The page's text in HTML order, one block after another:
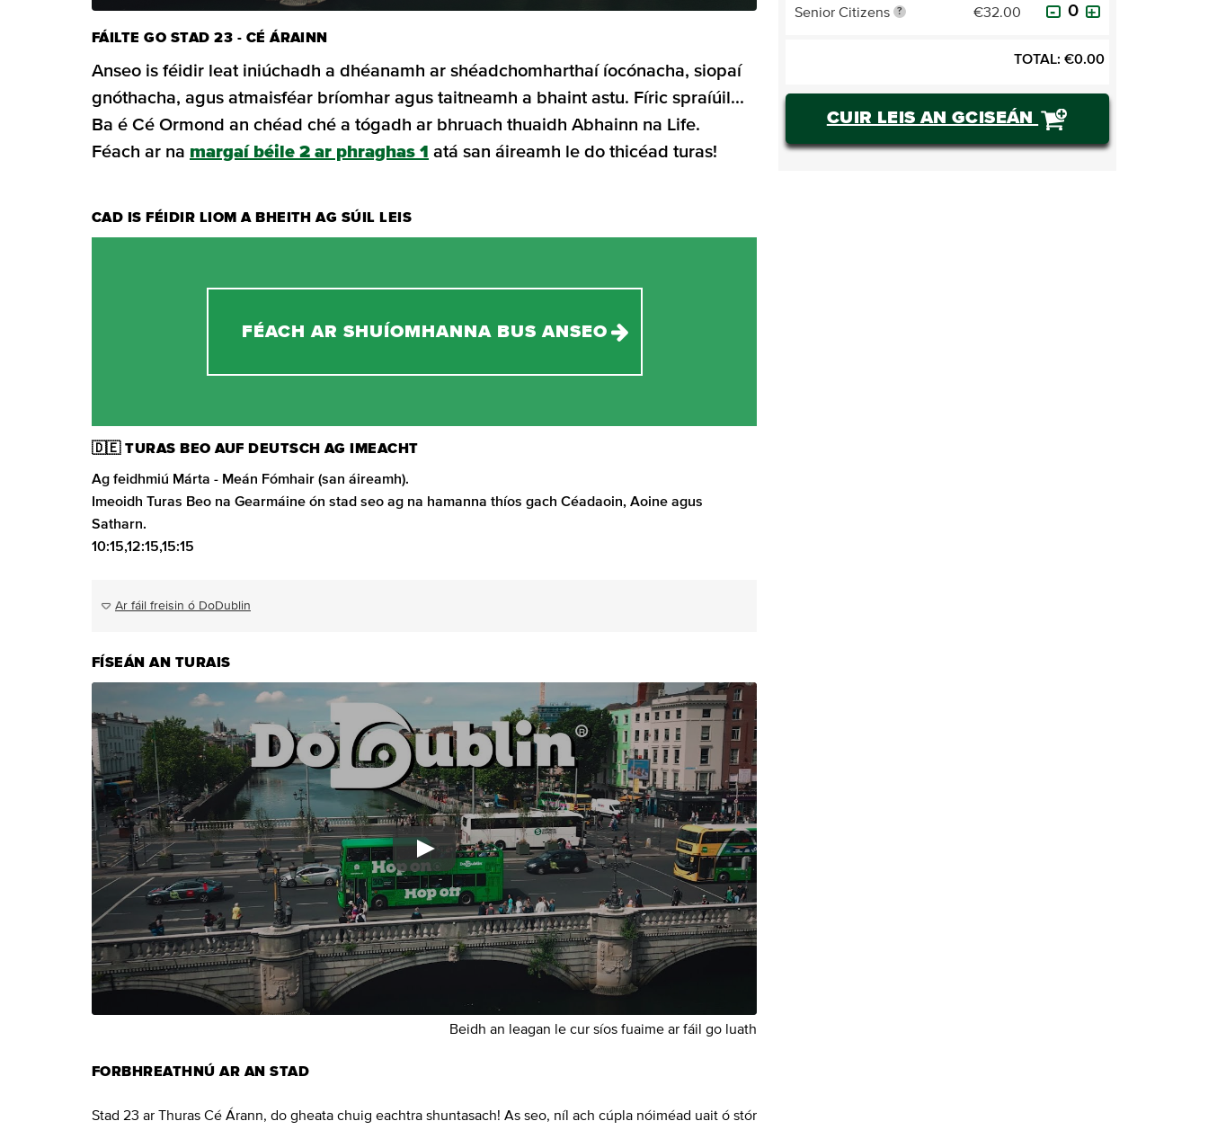
FÁILTE GO STAD 23 - CÉ ÁRAINN
Anseo is féidir leat iniúchadh a dhéanamh ar shéadchomharthaí íocónacha, siopaí
gnóthacha, agus atmaisféar bríomhar agus taitneamh a bhaint astu. Fíric spraíúil...
Ba é Cé Ormond an chéad ché a tógadh ar bhruach thuaidh Abhainn na Life.
Féach ar na margaí béile 2 ar phraghas 1 atá san áireamh le do thicéad turas!
CAD IS FÉIDIR LIOM A BHEITH AG SÚIL LEIS
FÉACH AR SHUÍOMHANNA BUS ANSEO
🇩🇪 TURAS BEO AUF DEUTSCH AG IMEACHT
Ag feidhmiú Márta - Meán Fómhair (san áireamh).
Imeoidh Turas Beo na Gearmáine ón stad seo ag na hamanna thíos gach Céadaoin, Aoine agus
Satharn.
10:15,12:15,15:15
Ar fáil freisin ó DoDublin
FÍSEÁN AN TURAIS
Beidh an leagan le cur síos fuaime ar fáil go luath
FORBHREATHNÚ AR AN STAD
Stad 23 ar Thuras Cé Árann, do gheata chuig eachtra shuntasach! As seo, níl ach cúpla nóiméad uait ó stór
Senior Citizens ? €32.00
TOTAL: €0.00
CUIR LEIS AN GCISEÁN